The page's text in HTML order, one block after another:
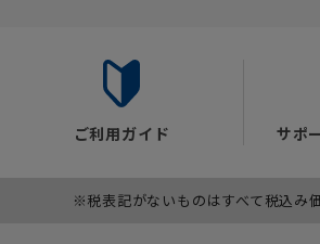
ご利用ガイド サポ
※税表記がないものはすべて税込み